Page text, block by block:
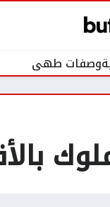
وصفات طهى